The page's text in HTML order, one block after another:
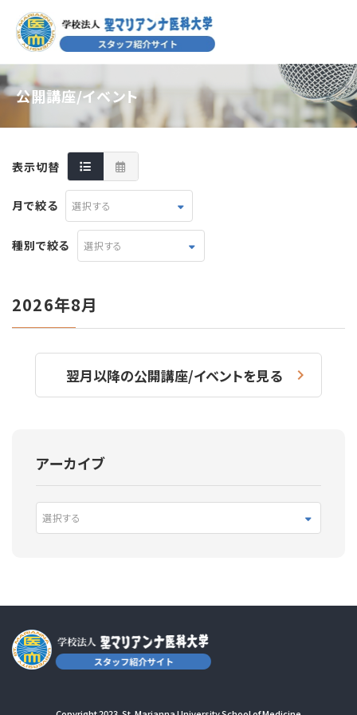
公開講座/イベント
表示切替
月で絞る 選択する
種別で絞る 選択する
2026年8月
翌月以降の公開講座/イベントを見る
アーカイブ
選択する